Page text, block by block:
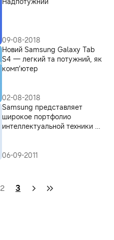
Надпотужний
09-08-2018
Новий Samsung Galaxy Tab
S4 — легкий та потужний, як
комп’ютер
02-08-2018
Samsung представляет
широкое портфолио
интеллектуальной техники на
06-09-2011
2 3